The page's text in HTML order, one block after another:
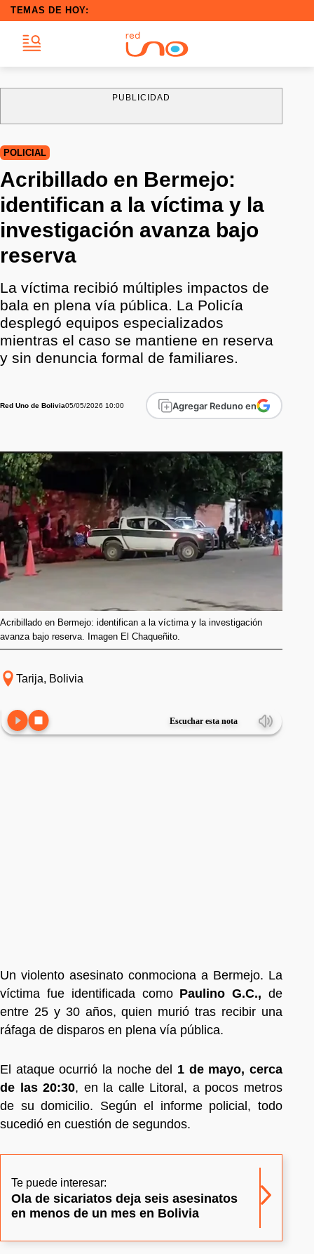
TEMAS DE HOY:
PUBLICIDAD
POLICIAL
Acribillado en Bermejo:
identifican a la víctima y la
investigación avanza bajo
reserva
La víctima recibió múltiples impactos de
bala en plena vía pública. La Policía
desplegó equipos especializados
mientras el caso se mantiene en reserva
y sin denuncia formal de familiares.
Red Uno de Bolivia05/05/2026 10:00 Agregar Reduno en
Acribillado en Bermejo: identifican a la víctima y la investigación
avanza bajo reserva. Imagen El Chaqueñito.
Tarija, Bolivia
Escuchar esta nota
Un violento asesinato conmociona a Bermejo. La
víctima fue identificada como Paulino G.C., de
entre 25 y 30 años, quien murió tras recibir una
ráfaga de disparos en plena vía pública.
El ataque ocurrió la noche del 1 de mayo, cerca
de las 20:30, en la calle Litoral, a pocos metros
de su domicilio. Según el informe policial, todo
sucedió en cuestión de segundos.
Te puede interesar:
Ola de sicariatos deja seis asesinatos
en menos de un mes en Bolivia